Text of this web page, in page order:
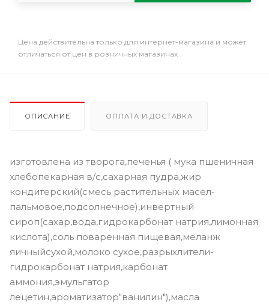
Цена действительна только для интернет-магазина и может
отличаться от цен в розничных магазинах
ОПИСАНИЕ ОПЛАТА И ДОСТАВКА
изготовлена из творога,печенья ( мука пшеничная
хлебопекарная в/с,сахарная пудра,жир
кондитерский(смесь растительных масел-
пальмовое,подсолнечное),инвертный
сироп(сахар,вода,гидрокарбонат натрия,лимонная
кислота),соль поваренная пищевая,меланж
яичныйсухой,молоко сухое,разрыхлители-
гидрокарбонат натрия,карбонат
аммония,эмульгатор
лецетин,ароматизатор"ванилин"),масла